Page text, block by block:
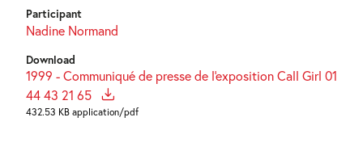
Participant
Nadine Normand
Download
1999 - Communiqué de presse de l'exposition Call Girl 01
44 43 21 65
432.53 KB application/pdf